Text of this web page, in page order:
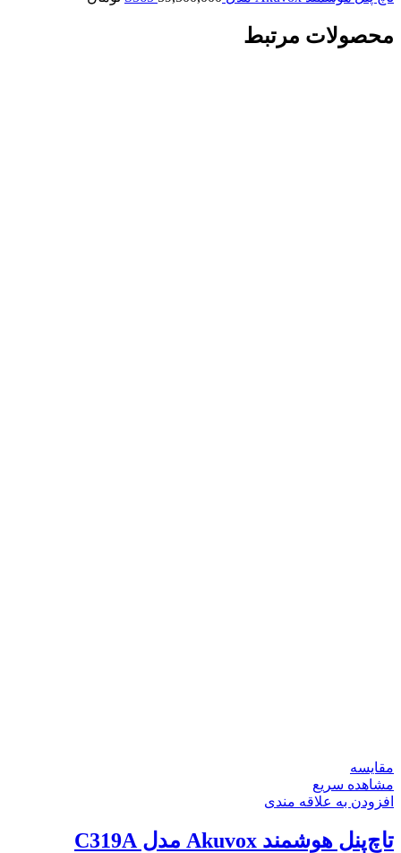
محصولات مرتبط
مقایسه
مشاهده سریع
افزودن به علاقه مندی
تاچ‌پنل هوشمند Akuvox مدل C319A